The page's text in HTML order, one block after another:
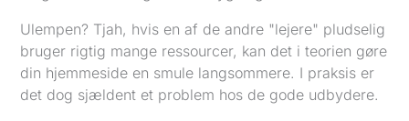
Ulempen? Tjah, hvis en af de andre "lejere" pludselig
bruger rigtig mange ressourcer, kan det i teorien gøre
din hjemmeside en smule langsommere. I praksis er
det dog sjældent et problem hos de gode udbydere.